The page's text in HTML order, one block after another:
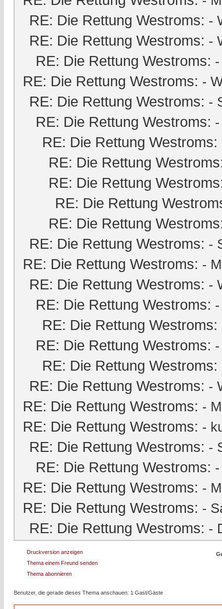
RE: Die Rettung Westroms: -
RE: Die Rettung Westroms: -
RE: Die Rettung Westroms:
RE: Die Rettung Westroms: -
RE: Die Rettung Westroms: -
RE: Die Rettung Westroms:
RE: Die Rettung Westroms:
RE: Die Rettung
RE: Die Rettung
RE: Die Rettung
RE: Die Rettung
RE: Die Rettung Westroms: -
RE: Die Rettung Westroms: -
RE: Die Rettung Westroms: -
RE: Die Rettung Westroms:
RE: Die Rettung Westroms:
RE: Die Rettung Westroms:
RE: Die Rettung Westroms:
RE: Die Rettung Westroms: -
RE: Die Rettung Westroms: -
RE: Die Rettung Westroms: -
RE: Die Rettung Westroms: -
RE: Die Rettung Westroms:
RE: Die Rettung Westroms: -
RE: Die Rettung Westroms: -
RE: Die Rettung Westroms: -
Druckversion anzeigen
Thema einem Freund senden
Thema abonnieren
Benutzer, die gerade dieses Thema anschauen: 1 Gast/Gäste